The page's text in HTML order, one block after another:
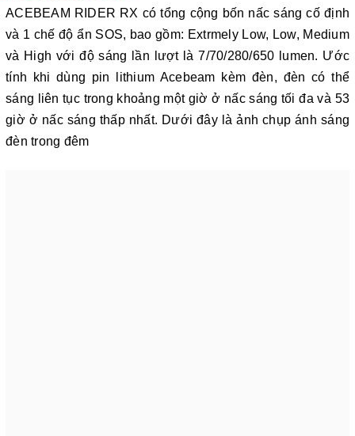
ACEBEAM RIDER RX có tổng cộng bốn nấc sáng cố định
và 1 chế độ ẩn SOS, bao gồm: Extrmely Low, Low, Medium
và High với độ sáng lần lượt là 7/70/280/650 lumen. Ước
tính khi dùng pin lithium Acebeam kèm đèn, đèn có thể
sáng liên tục trong khoảng một giờ ở nấc sáng tối đa và 53
giờ ở nấc sáng thấp nhất. Dưới đây là ảnh chụp ánh sáng
đèn trong đêm